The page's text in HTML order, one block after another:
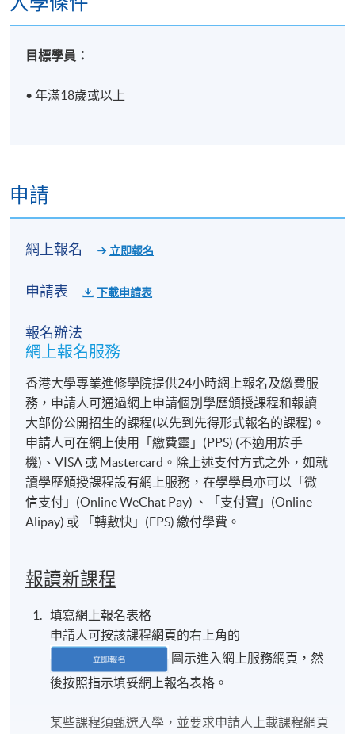
目標學員：
• 年滿18歲或以上
申請
網上報名 立即報名
申請表 下載申請表
報名辦法
網上報名服務
香港大學專業進修學院提供24小時網上報名及繳費服
務，申請人可通過網上申請個別學歷頒授課程和報讀
大部份公開招生的課程(以先到先得形式報名的課程)。
申請人可在網上使用「繳費靈」(PPS) (不適用於手
機)、VISA 或 Mastercard。除上述支付方式之外，如就
讀學歷頒授課程設有網上服務，在學學員亦可以「微
信支付」(Online WeChat Pay) 、「支付寶」(Online
Alipay) 或 「轉數快」(FPS) 繳付學費。
報讀新課程
填寫網上報名表格
申請人可按該課程網頁的右上角的
圖示進入網上服務網頁，然
後按照指示填妥網上報名表格。
某些課程須甄選入學，並要求申請人上載課程網頁